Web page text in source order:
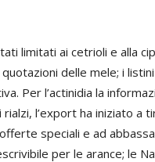
limitati ai cetrioli e alla
delle mele; i
Per l’actinidia la
l’export ha iniziato a
speciali e ad
per le arance; le